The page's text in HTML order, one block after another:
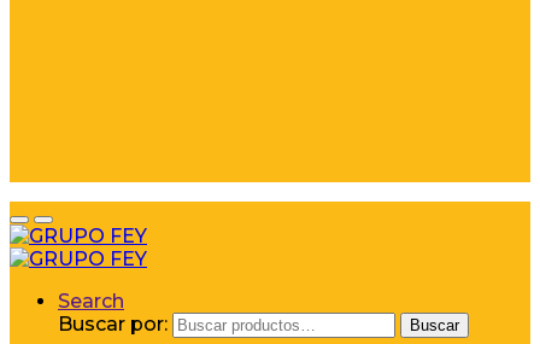
Search
Buscar por:
Buscar